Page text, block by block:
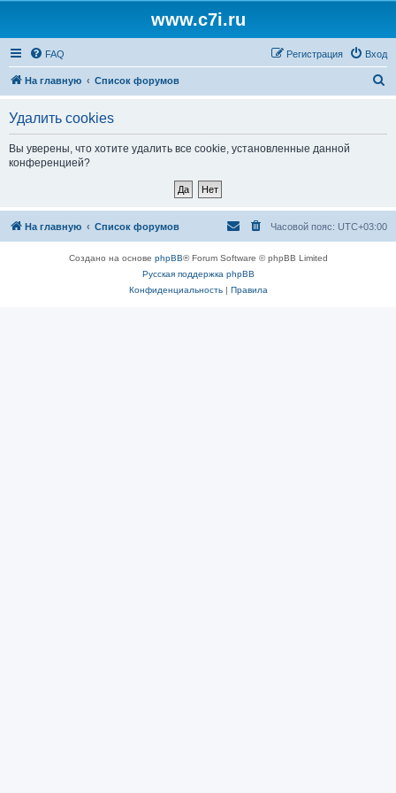
www.c7i.ru
FAQ Вход
Регистрация
На главную Список форумов
Удалить cookies
Вы уверены, что хотите удалить все cookie, установленные данной
конференцией?
На главную Список форумов Часовой пояс: UTC+03:00
Создано на основе phpBB® Forum Software © phpBB Limited
Русская поддержка phpBB
Конфиденциальность| Правила